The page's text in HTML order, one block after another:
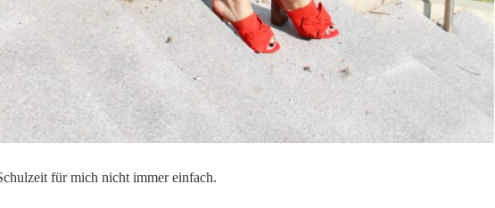
für mich nicht immer einfach.